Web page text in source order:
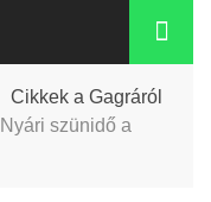
Cikkek a Gagráról
szünidő a